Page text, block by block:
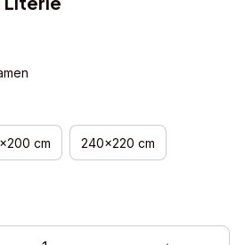
cm 240x220 cm